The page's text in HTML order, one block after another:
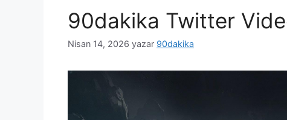
90dakika Twitter
Nisan 14, 2026 yazar 90dakika